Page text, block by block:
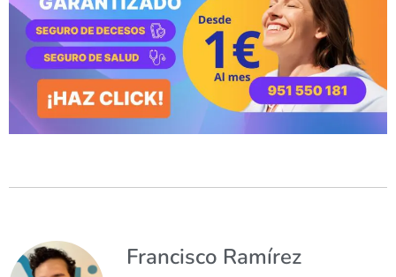
Francisco Ramírez